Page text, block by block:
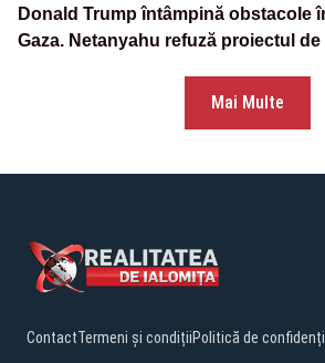
Donald Trump întâmpină obstacole
Gaza. Netanyahu refuză proiectul de
Mai Multe
ContactTermeni și condițiiPolitică de